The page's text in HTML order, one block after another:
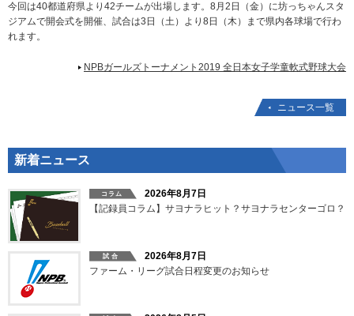
今回は40都道府県より42チームが出場します。8月2日（金）に坊っちゃんスタ
ジアムで開会式を開催、試合は3日（土）より8日（木）まで県内各球場で行わ
れます。
NPBガールズトーナメント2019 全日本女子学童軟式野球大会
ニュース一覧
新着ニュース
2026年8月7日
【記録員コラム】サヨナラヒット？サヨナラセンターゴロ？
2026年8月7日
ファーム・リーグ試合日程変更のお知らせ